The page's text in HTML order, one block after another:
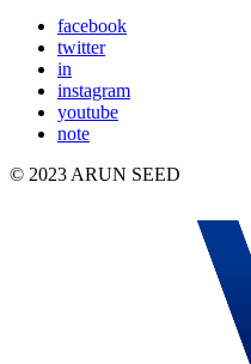
facebook
twitter
in
instagram
youtube
note
© 2023 ARUN SEED